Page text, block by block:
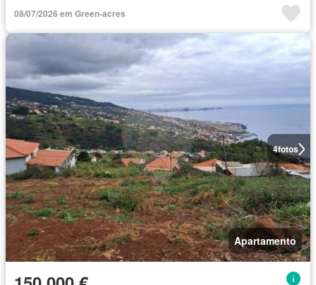
08/07/2026 em Green-acres
4fotos
Apartamento